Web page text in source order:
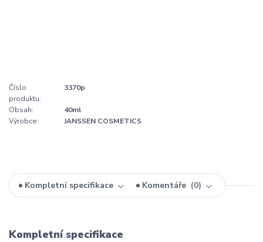
Číslo
produktu:
3370p
Obsah:
40ml
Výrobce:
JANSSEN COSMETICS
Kompletní specifikace Komentáře 0
Kompletní specifikace